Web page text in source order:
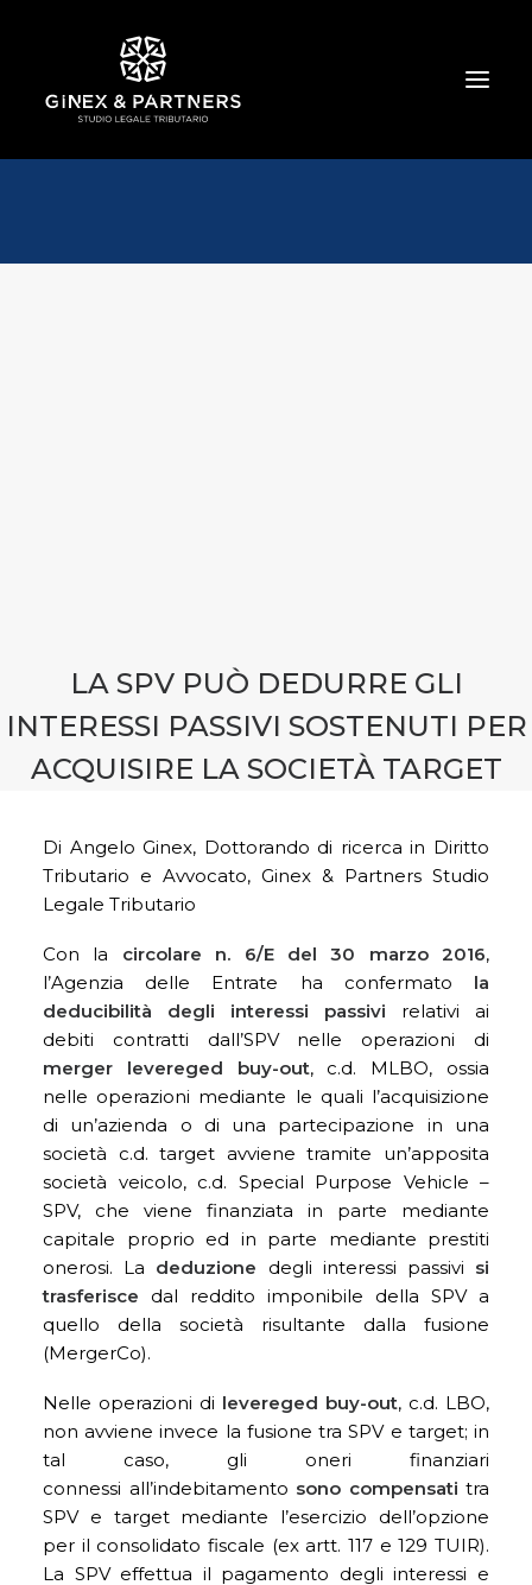
CHI SIAMO
LA SPV PUÒ DEDURRE GLI
INTERESSI PASSIVI SOSTENUTI PER
ACQUISIRE LA SOCIETÀ TARGET
Di Angelo Ginex, Dottorando di ricerca in Diritto
Tributario e Avvocato, Ginex & Partners Studio
Legale Tributario
Con la circolare n. 6/E del 30 marzo 2016,
l’Agenzia delle Entrate ha confermato la
deducibilità degli interessi passivi relativi ai
debiti contratti dall’SPV nelle operazioni di
merger levereged buy-out, c.d. MLBO, ossia
nelle operazioni mediante le quali l’acquisizione
di un’azienda o di una partecipazione in una
società c.d. target avviene tramite un’apposita
società veicolo, c.d. Special Purpose Vehicle –
SPV, che viene finanziata in parte mediante
capitale proprio ed in parte mediante prestiti
onerosi. La deduzione degli interessi passivi si
trasferisce dal reddito imponibile della SPV a
quello della società risultante dalla fusione
(MergerCo).
Nelle operazioni di levereged buy-out, c.d. LBO,
non avviene invece la fusione tra SPV e target; in
tal caso, gli oneri finanziari
connessi all’indebitamento sono compensati tra
SPV e target mediante l’esercizio dell’opzione
per il consolidato fiscale (ex artt. 117 e 129 TUIR).
La SPV effettua il pagamento degli interessi e